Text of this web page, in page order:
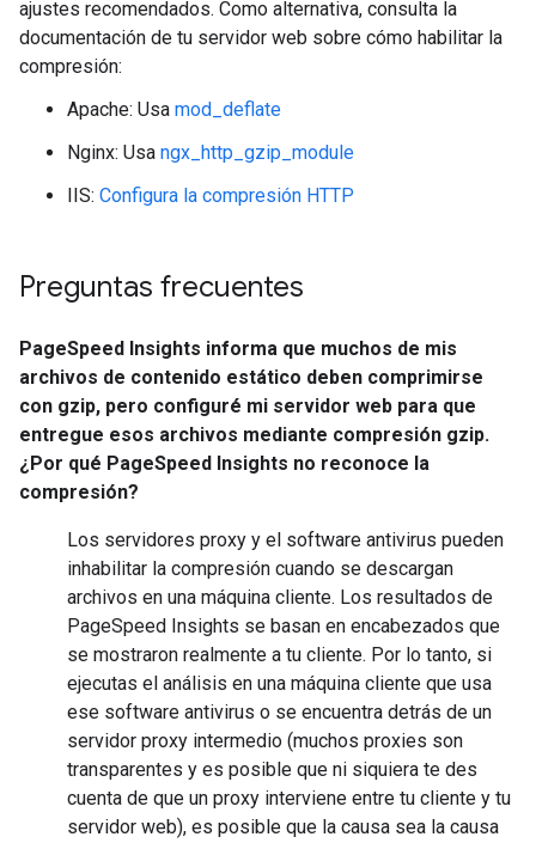
ajustes recomendados. Como alternativa, consulta la
documentación de tu servidor web sobre cómo habilitar la
compresión:
Apache: Usa mod_deflate
Nginx: Usa ngx_http_gzip_module
IIS: Configura la compresión HTTP
Preguntas frecuentes
PageSpeed Insights informa que muchos de mis
archivos de contenido estático deben comprimirse
con gzip, pero configuré mi servidor web para que
entregue esos archivos mediante compresión gzip.
¿Por qué PageSpeed Insights no reconoce la
compresión?
Los servidores proxy y el software antivirus pueden
inhabilitar la compresión cuando se descargan
archivos en una máquina cliente. Los resultados de
PageSpeed Insights se basan en encabezados que
se mostraron realmente a tu cliente. Por lo tanto, si
ejecutas el análisis en una máquina cliente que usa
ese software antivirus o se encuentra detrás de un
servidor proxy intermedio (muchos proxies son
transparentes y es posible que ni siquiera te des
cuenta de que un proxy interviene entre tu cliente y tu
servidor web), es posible que la causa sea la causa